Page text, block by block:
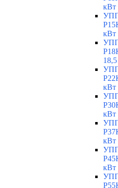
кВт
кВт
УПП
кВт
кВт
кВт
кВт